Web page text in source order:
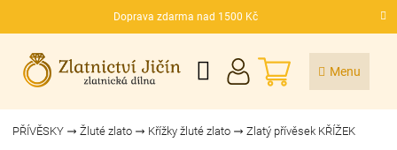
Doprava zdarma nad 1500 Kč
CZK
NÁKUPNÍ
KOŠÍK
PŘÍVĚSKY Žluté zlato Křížky žluté zlato Zlatý přívěsek KŘÍŽEK